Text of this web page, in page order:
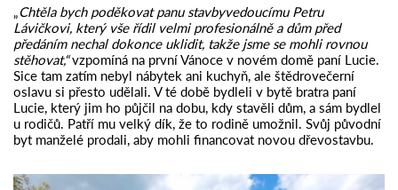
„Chtěla bych poděkovat panu stavbyvedoucímu Petru
Lávičkovi, který vše řídil velmi profesionálně a dům před
předáním nechal dokonce uklidit, takže jsme se mohli rovnou
stěhovat,“vzpomíná na první Vánoce v novém domě paní Lucie.
Sice tam zatím nebyl nábytek ani kuchyň, ale štědrovečerní
oslavu si přesto udělali. V té době bydleli v bytě bratra paní
Lucie, který jim ho půjčil na dobu, kdy stavěli dům, a sám bydlel
u rodičů. Patří mu velký dík, že to rodině umožnil. Svůj původní
byt manželé prodali, aby mohli financovat novou dřevostavbu.